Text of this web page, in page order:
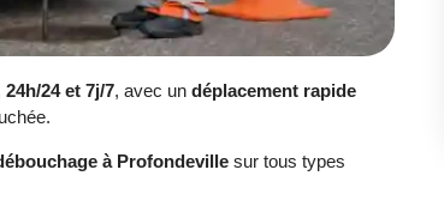
24h/24 et 7j/7, avec un déplacement rapide
à Profondeville sur tous types